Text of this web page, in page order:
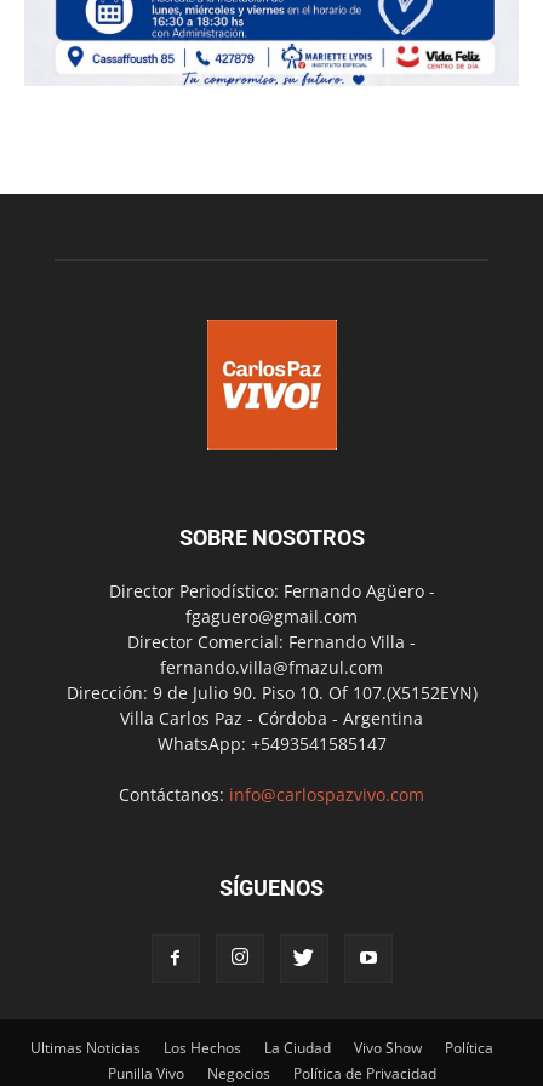
SOBRE NOSOTROS
Director Periodístico: Fernando Agüero -
fgaguero@gmail.com
Director Comercial: Fernando Villa -
fernando.villa@fmazul.com
Dirección: 9 de Julio 90. Piso 10. Of 107.(X5152EYN)
Villa Carlos Paz - Córdoba - Argentina
WhatsApp: +5493541585147
Contáctanos: info@carlospazvivo.com
SÍGUENOS
Ultimas Noticias Los Hechos La Ciudad Vivo Show
Política
Punilla Vivo
Negocios Política de Privacidad